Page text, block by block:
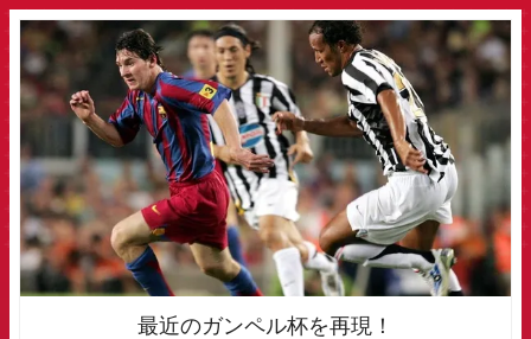
FCB Barcelona badge
最近のガンペル杯を再現！